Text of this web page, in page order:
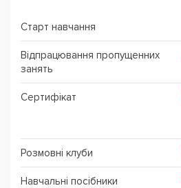
Старт навчання
Відпрацювання пропущенних
занять
Сертифікат
Розмовні клуби
Навчальні посібники